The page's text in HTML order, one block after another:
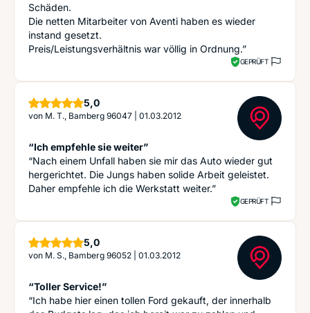
Schäden.
Die netten Mitarbeiter von Aventi haben es wieder
instand gesetzt.
Preis/Leistungsverhältnis war völlig in Ordnung.”
GEPRÜFT
5,0Sterne
von M. T., Bamberg 96047 01.03.2012
“Ich empfehle sie weiter”
“Nach einem Unfall haben sie mir das Auto wieder gut
hergerichtet. Die Jungs haben solide Arbeit geleistet.
Daher empfehle ich die Werkstatt weiter.”
GEPRÜFT
5,0Sterne
von M. S., Bamberg 96052 01.03.2012
“Toller Service!”
“Ich habe hier einen tollen Ford gekauft, der innerhalb